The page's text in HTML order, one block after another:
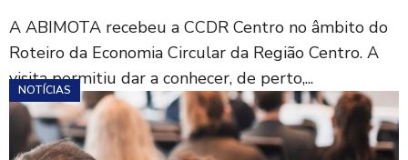
A ABIMOTA recebeu a CCDR Centro no âmbito do
Roteiro da Economia Circular da Região Centro. A
visita permitiu dar a conhecer, de perto,...
NOTÍCIAS